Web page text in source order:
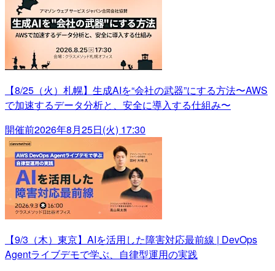
【8/25（火）札幌】生成AIを“会社の武器”にする方法〜AWS
で加速するデータ分析と、安全に導入する仕組み〜
開催前2026年8月25日(火) 17:30
【9/3（木）東京】AIを活用した障害対応最前線 | DevOps
Agentライブデモで学ぶ、自律型運用の実践